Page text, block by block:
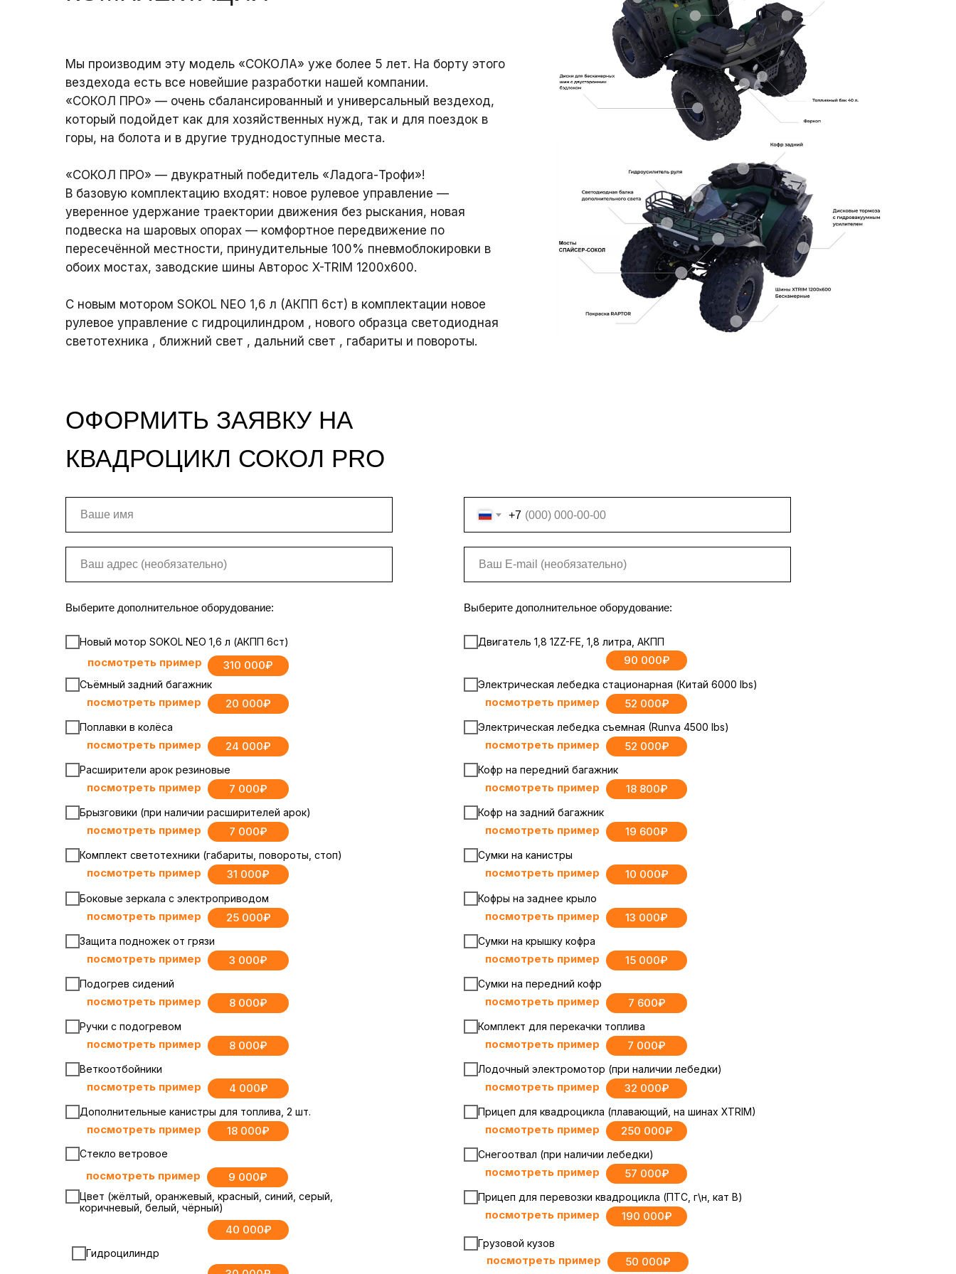
Мы производим эту модель «СОКОЛА» уже более 5 лет. На борту этого
вездехода есть все новейшие разработки нашей компании.
«СОКОЛ ПРО» — очень сбалансированный и универсальный вездеход,
который подойдет как для хозяйственных нужд, так и для поездок в
горы, на болота и в другие труднодоступные места.
«СОКОЛ ПРО» — двукратный победитель «Ладога-Трофи»!
В базовую комплектацию входят: новое рулевое управление —
уверенное удержание траектории движения без рыскания, новая
подвеска на шаровых опорах — комфортное передвижение по
пересечённой местности, принудительные 100% пневмоблокировки в
обоих мостах, заводские шины Авторос X-TRIM 1200х600.
С новым мотором SOKOL NЕО 1,6 л (АКПП 6ст) в комплектации новое
рулевое управление с гидроцилиндром , нового образца светодиодная
светотехника , ближний свет , дальний свет , габариты и повороты.
Двигатель 1,8 1ZZ-FE, 1,8 литра, АКПП
90 000₽
Дополнительные канистры для топлива, 2 шт.
18 000₽
посмотреть пример
ОФОРМИТЬ ЗАЯВКУ НА
КВАДРОЦИКЛ СОКОЛ PRO
Защита подножек от грязи
3 000₽
посмотреть пример
Лодочный электромотор (при наличии лебедки)
32 000₽
посмотреть пример
+7
Выберите дополнительное оборудование: Выберите дополнительное оборудование:
Стекло ветровое
Комплект для перекачки топлива
Сумки на передний кофр
Сумки на крышку кофра
Кофры на заднее крыло
Сумки на канистры
Кофр на задний багажник
Кофр на передний багажник
18 800₽
посмотреть пример
19 600₽
посмотреть пример
10 000₽
посмотреть пример
13 000₽
посмотреть пример
15 000₽
посмотреть пример
7 600₽
посмотреть пример
7 000₽
посмотреть пример
9 000₽
посмотреть пример
Съёмный задний багажник
Новый мотор SOKOL NЕО 1,6 л (АКПП 6ст)
310 000₽
Поплавки в колёса
Подогрев сидений
Прицеп для перевозки квадроцикла (ПТС, г\н, кат В)
Снегоотвал (при наличии лебедки)
Прицеп для квадроцикла (плавающий, на шинах XTRIM)
250 000₽
посмотреть пример
57 000₽
посмотреть пример
190 000₽
посмотреть пример
Ручки с подогревом
Веткоотбойники
8 000₽
посмотреть пример
8 000₽
посмотреть пример
4 000₽
посмотреть пример
Электрическая лебедка стационарная (Китай 6000 lbs)
Электрическая лебедка съемная (Runva 4500 lbs)
52 000₽
посмотреть пример
52 000₽
посмотреть пример
Расширители арок резиновые
Брызговики (при наличии расширителей арок)
Цвет (жёлтый, оранжевый, красный, синий, серый,
коричневый, белый, чёрный)
Гидроцилиндр
40 000₽
Комплект светотехники (габариты, повороты, стоп)
Грузовой кузов
50 000₽
посмотреть пример
посмотреть пример
посмотреть пример
20 000₽
Боковые зеркала с электроприводом
25 000₽
посмотреть пример
24 000₽
посмотреть пример
7 000₽
посмотреть пример
7 000₽
посмотреть пример
31 000₽
посмотреть пример